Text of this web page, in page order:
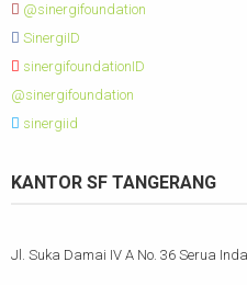
@sinergifoundation
SinergiID
sinergifoundationID
@sinergifoundation
sinergiid
KANTOR SF TANGERANG
Jl. Suka Damai IV A No. 36 Serua